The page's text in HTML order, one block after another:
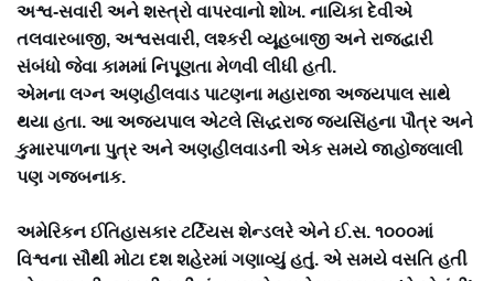
અશ્વ-સવારી અને શસ્ત્રો વાપરવાનો શોખ. નાયિકા દેવીએ
તલવારબાજી, અશ્વસવારી, લશ્કરી વ્યૂહબાજી અને રાજદ્વારી
સંબંધો જેવા કામમાં નિપૂણતા મેળવી લીધી હતી.
એમના લગ્ન અણહીલવાડ પાટણના મહારાજા અજયપાલ સાથે
થયા હતા. આ અજયપાલ એટલે સિદ્ધરાજ જયસિંહના પૌત્ર અને
કુમારપાળના પુત્ર અને અણહીલવાડની એક સમયે જાહોજલાલી
પણ ગજબનાક.
અમેરિકન ઈતિહાસકાર ટર્ટિયસ શેન્ડલરે એને ઈ.સ. ૧૦૦૦માં
વિશ્વના સૌથી મોટા દશ શહેરમાં ગણાવ્યું હતું. એ સમયે વસતિ હતી